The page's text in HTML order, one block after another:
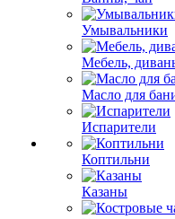
Умывальники
Мебель,
Масло для
Испарители
Коптильни
Казаны